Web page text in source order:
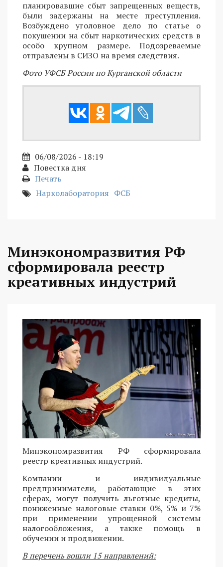
планировавшие сбыт запрещенных веществ,
были задержаны на месте преступления.
Возбуждено уголовное дело по статье о
покушении на сбыт наркотических средств в
особо крупном размере. Подозреваемые
отправлены в СИЗО на время следствия.
Фото УФСБ России по Курганской области
06/08/2026 - 18:19
Повестка дня
Печать
Нарколаборатория ФСБ
Минэкономразвития РФ
сформировала реестр
креативных индустрий
Минэкономразвития РФ сформировала
реестр креативных индустрий.
Компании и индивидуальные
предприниматели, работающие в этих
сферах, могут получить льготные кредиты,
пониженные налоговые ставки 0%, 5% и 7%
при применении упрощенной системы
налогообложения, а также помощь в
обучении и продвижении.
В перечень вошли 15 направлений: